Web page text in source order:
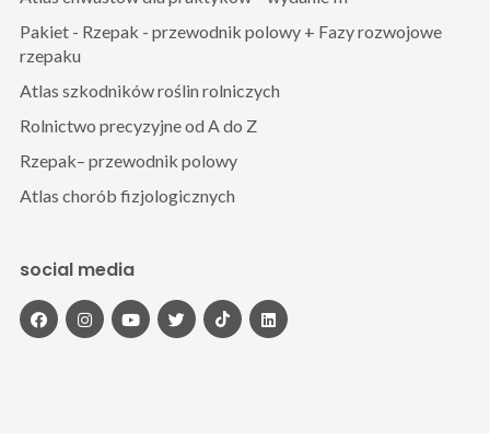
Pakiet - Rzepak - przewodnik polowy + Fazy rozwojowe
rzepaku
Atlas szkodników roślin rolniczych
Rolnictwo precyzyjne od A do Z
Rzepak– przewodnik polowy
Atlas chorób fizjologicznych
social media